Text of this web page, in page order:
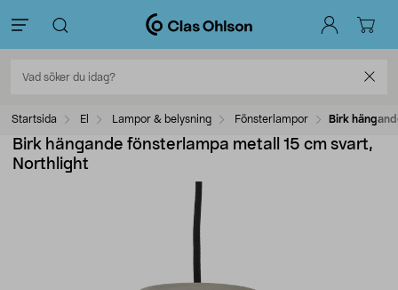
Startsida El Lampor & belysning Fönsterlampor Birk
Birk hängande fönsterlampa metall 15 cm svart,
Northlight